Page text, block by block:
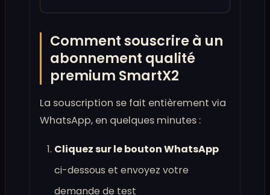
Comment souscrire à un
abonnement qualité
premium SmartX2
La souscription se fait entièrement via
WhatsApp, en quelques minutes :
Cliquez sur le bouton WhatsApp
ci-dessous et envoyez votre
demande de test